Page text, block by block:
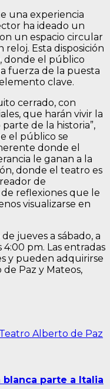
una experiencia
ha ideado un
un espacio circular
Esta disposición
donde el público
fuerza de la puesta
clave.
cerrado, con
que harán vivir la
de la historia”,
el público se
donde el
le ganan a la
donde el teatro es
de
reflexiones que le
visualizarse en
jueves a sábado, a
4:00 pm. Las entradas
y pueden adquirirse
Paz y Mateos,
Teatro Alberto de Paz
parte a Italia